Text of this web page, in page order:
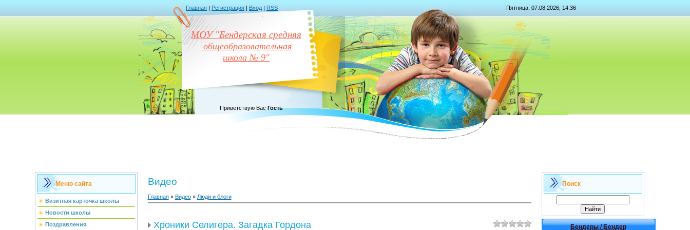
Главная | Регистрация | Вход | RSS Пятница, 07.08.2026, 14:36
МОУ "Бендерская средняя
общеобразовательная
школа № 9"
Приветствую Вас Гость
Меню сайта
Визитная карточка школы
Новости школы
Поздравления
Видео
Главная» Видео» Люди и блоги
Хроники Селигера. Загадка Гордона
Поиск
Бендеры / Бендер